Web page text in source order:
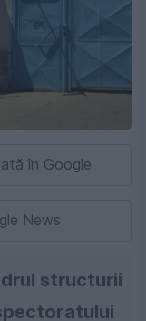
în Google
News
structurii